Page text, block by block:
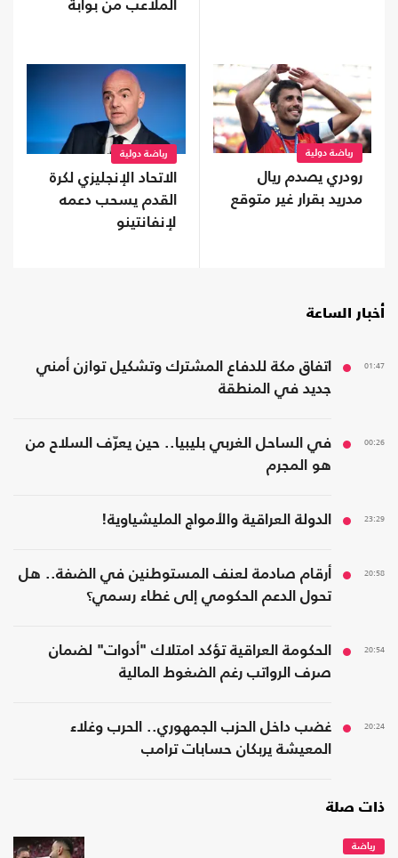
الملاعب من بوابة
رياضة دولية
رودري يصدم ريال
مدريد بقرار غير متوقع
رياضة دولية
الاتحاد الإنجليزي لكرة
القدم يسحب دعمه
لإنفانتينو
أخبار الساعة
01:47
اتفاق مكة للدفاع المشترك وتشكيل توازن أمني
جديد في المنطقة
00:26
في الساحل الغربي بليبيا.. حين يعرّف السلاح من
هو المجرم
23:29 الدولة العراقية والأمواج المليشياوية!
20:58
أرقام صادمة لعنف المستوطنين في الضفة.. هل
تحول الدعم الحكومي إلى غطاء رسمي؟
20:54
الحكومة العراقية تؤكد امتلاك "أدوات" لضمان
صرف الرواتب رغم الضغوط المالية
20:24
غضب داخل الحزب الجمهوري.. الحرب وغلاء
المعيشة يربكان حسابات ترامب
ذات صلة
رياضة